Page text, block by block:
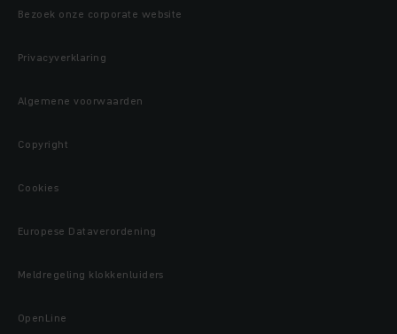
Bezoek onze corporate website
Privacyverklaring
Algemene voorwaarden
Copyright
Cookies
Europese Dataverordening
Meldregeling klokkenluiders
OpenLine